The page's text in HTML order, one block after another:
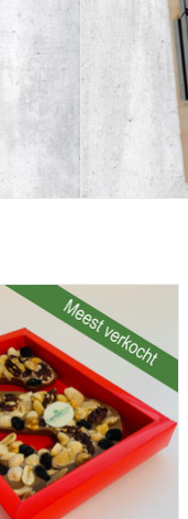
is in veel kleuren
heeft een inhoud van
Ze zit per 100 stuks
verpakt.
AAN WINKELWAGEN